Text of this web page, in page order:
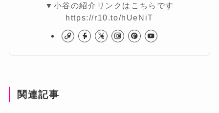
▼小谷の紹介リンクはこちらです
https://r10.to/hUeNiT
関連記事